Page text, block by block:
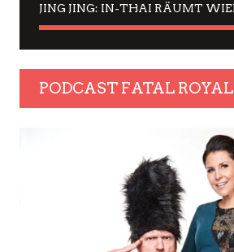
PODCAST FATAL ROYAL